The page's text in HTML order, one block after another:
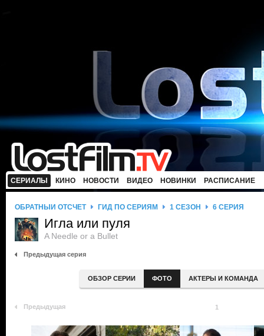
СЕРИАЛЫ КИНО НОВОСТИ ВИДЕО НОВИНКИ РАСПИСАНИЕ
ОБРАТНЫЙ ОТСЧЕТ ГИД ПО СЕРИЯМ 1 СЕЗОН 6 СЕРИЯ
Игла или пуля
A Needle or a Bullet
Предыдущая серия
ОБЗОР СЕРИИ ФОТО АКТЕРЫ И КОМАНДА
Предыдущая 1